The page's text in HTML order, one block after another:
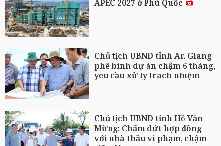
APEC 2027 ở Phú Quốc
Chủ tịch UBND tỉnh An Giang
phê bình dự án chậm 6 tháng,
yêu cầu xử lý trách nhiệm
Chủ tịch UBND tỉnh Hồ Văn
Mừng: Chấm dứt hợp đồng
với nhà thầu vi phạm, chậm